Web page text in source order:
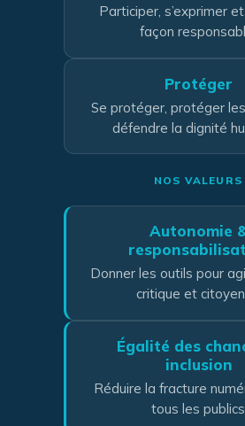
Participer, s’exprimer
façon
Protéger
Se protéger, protéger
défendre la dignité
NOS VALEURS
Autonomie
Donner les outils pour
critique et
Égalité des
inclusion
Réduire la fracture
tous les